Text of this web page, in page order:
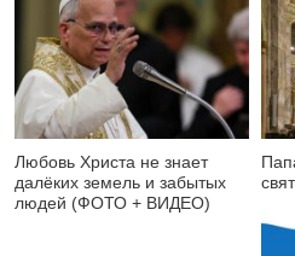
Любовь Христа не знает
далёких земель и забытых
людей (ФОТО + ВИДЕО)